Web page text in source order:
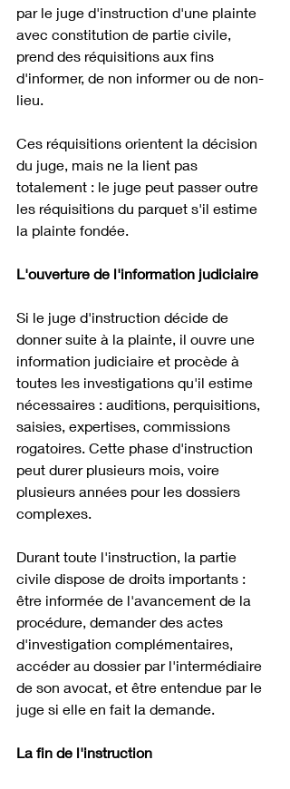
par le juge d'instruction d'une plainte
avec constitution de partie civile,
prend des réquisitions aux fins
d'informer, de non informer ou de non-
lieu.
Ces réquisitions orientent la décision
du juge, mais ne la lient pas
totalement : le juge peut passer outre
les réquisitions du parquet s'il estime
la plainte fondée.
L'ouverture de l'information judiciaire
Si le juge d'instruction décide de
donner suite à la plainte, il ouvre une
information judiciaire et procède à
toutes les investigations qu'il estime
nécessaires : auditions, perquisitions,
saisies, expertises, commissions
rogatoires. Cette phase d'instruction
peut durer plusieurs mois, voire
plusieurs années pour les dossiers
complexes.
Durant toute l'instruction, la partie
civile dispose de droits importants :
être informée de l'avancement de la
procédure, demander des actes
d'investigation complémentaires,
accéder au dossier par l'intermédiaire
de son avocat, et être entendue par le
juge si elle en fait la demande.
La fin de l'instruction